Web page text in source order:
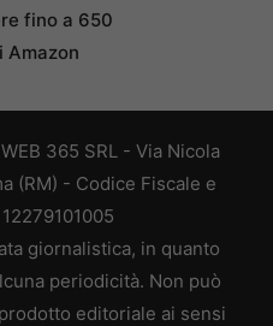
fino a 650
Amazon
365 SRL - Via Nicola
(RM) - Codice Fiscale e
giornalistica, in quanto
periodicità. Non può
editoriale ai sensi